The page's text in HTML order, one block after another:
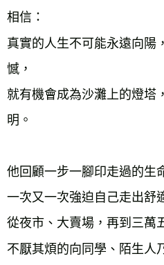
相信：
真實的人生不可能永遠向陽
憾，
就有機會成為沙灘上的燈塔
明。
他回顧一步一腳印走過的生
一次又一次強迫自己走出舒
從夜市、大賣場，再到三萬
不厭其煩的向同學、陌生人